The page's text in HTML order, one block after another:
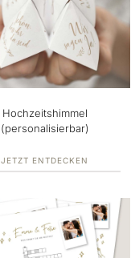
Hochzeitshimmel
(personalisierbar)
JETZT ENTDECKEN